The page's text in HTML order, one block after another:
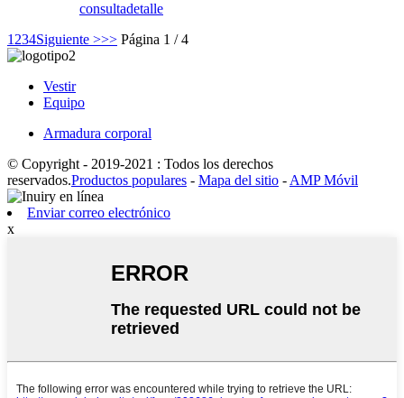
consultadetalle
1 234Siguiente >>> Página 1 / 4
Vestir
Equipo
Armadura corporal
© Copyright - 2019-2021 : Todos los derechos
reservados.Productos populares - Mapa del sitio - AMP Móvil
Enviar correo electrónico
x